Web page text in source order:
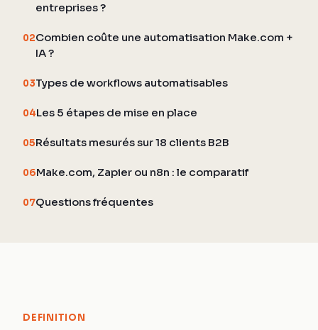
entreprises ?
02Combien coûte une automatisation Make.com +
IA ?
03Types de workflows automatisables
04Les 5 étapes de mise en place
05Résultats mesurés sur 18 clients B2B
06Make.com, Zapier ou n8n : le comparatif
07Questions fréquentes
DEFINITION